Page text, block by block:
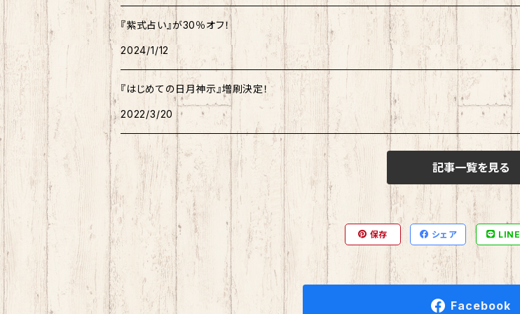
『紫式占い』が30％オフ！
2024/1/12
『はじめての日月神示』増刷決定！
2022/3/20
記事一覧を見る
保存 シェア LINE
Facebook